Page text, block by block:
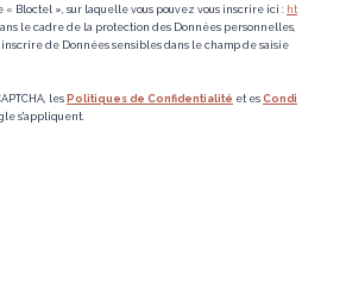
Bloctel », sur laquelle vous pouvez vous inscrire ici : ht
le cadre de la protection des Données personnelles,
inscrire de Données sensibles dans le champ de saisie
les Politiques de Confidentialité et es Condi
s'appliquent.